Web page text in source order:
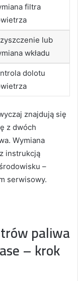
filtra
lub
wkładu
dolotu
znajdują się
z dwóch
Wymiana
instrukcją
–
serwisowy.
paliwa
– krok